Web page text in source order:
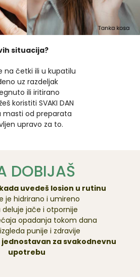
situacija?
na četki ili u kupatilu
uz razdeljak
ili iritirano
koristiti SVAKI DAN
masti od preparata
upravo za to.
DOBIJAŠ
uvedeš losion u rutinu
je hidrirano i umireno
deluje jače i otpornije
opadanja tokom dana
punije i zdravije
za svakodnevnu
upotrebu